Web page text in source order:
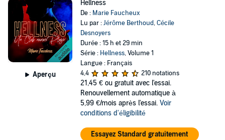
Aperçu
Hellness
De : Marie Faucheux
Lu par :Jérôme Berthoud,Cécile
Desnoyers
Durée : 15 h et 29 min
Série : Hellness, Volume 1
Langue : Français
4,4
210 notations
21,45 € ou gratuit avec l'essai.
Renouvellement automatique à
5,99 €/mois après l'essai. Voir
conditions d'éligibilité
Essayez Standard gratuitement